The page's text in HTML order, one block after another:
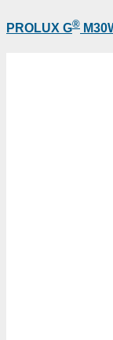
PROLUX G®